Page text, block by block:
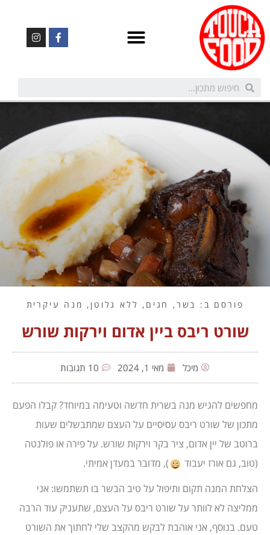
פורסם ב: בשר, חגים , ללא גלוטן, מנה עיקרית
שורט ריבס ביין אדום וירקות שורש
מיכל מאי 1, 2024 10 תגובות
מחפשים להגיש מנה בשרית חדשה וטעימה במיוחד? קבלו הפעם
מתכון של שורט ריבס עסיסיים על העצם שמתבשלים שעות
ברוטב של יין אדום, ציר בקר וירקות שורש. על פירה או פולנטה
(טוב, גם אורז יעבוד
), מדובר במעדן אמיתי.
הצלחת המנה תקום ותיפול על טיב הבשר בו תשתמשו: אני
ממליצה לא לוותר על שורט ריבס על העצם, שתעניק עוד הרבה
טעם. בנוסף, אני אוהבת לבקש מהקצב שלי לחתוך את השורט